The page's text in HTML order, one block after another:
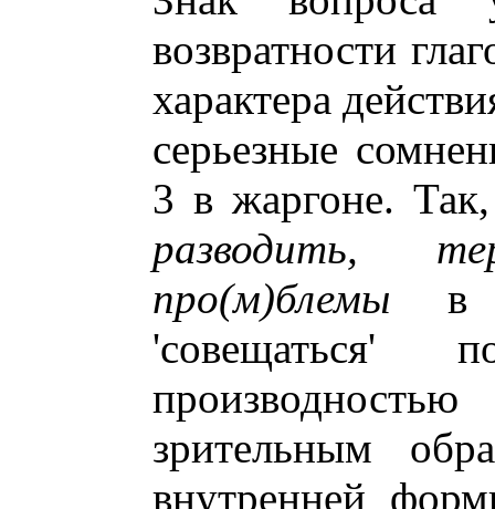
возвратности
характера
серьезные
3 в жаргоне.
разводить,
про(м)блемы в
'совещаться'
зрительным
внутренней